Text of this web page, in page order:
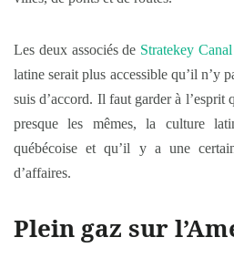
Les deux associés de Stratekey Canal
latine serait plus accessible qu’il n’y
suis d’accord. Il faut garder à l’esprit
presque les mêmes, la culture
québécoise et qu’il y a une
d’affaires.
Plein gaz sur